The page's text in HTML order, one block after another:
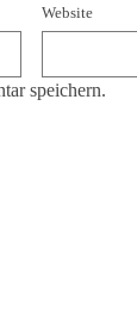
Website
speichern.